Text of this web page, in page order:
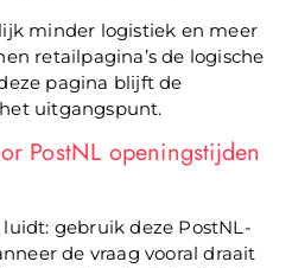
minder logistiek en meer
retailpagina’s de logische
pagina blijft de
uitgangspunt.
PostNL openingstijden
gebruik deze PostNL-
de vraag vooral draait